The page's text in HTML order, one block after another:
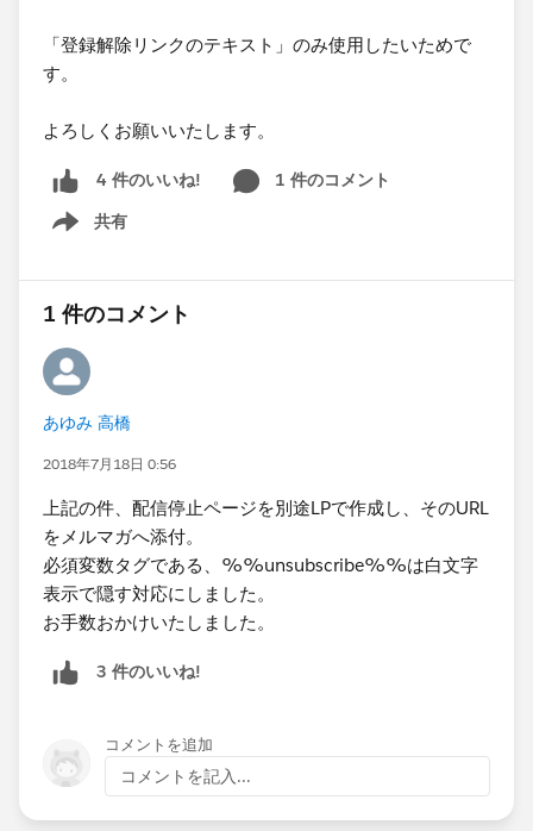
「登録解除リンクのテキスト」のみ使用したいためで
す。
よろしくお願いいたします。
4 件のいいね!
1 件のコメント
共有
Show menu
1 件のコメント
あゆみ 高橋
2018年7月18日 0:56
上記の件、配信停止ページを別途LPで作成し、そのURL
をメルマガへ添付。
必須変数タグである、%%unsubscribe%%は白文字
表示で隠す対応にしました。
お手数おかけいたしました。
3 件のいいね!
コメントを追加
コメントを記入...